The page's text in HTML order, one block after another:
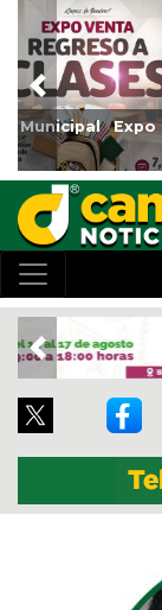
Reabrirá
Centro
Previous
Previous